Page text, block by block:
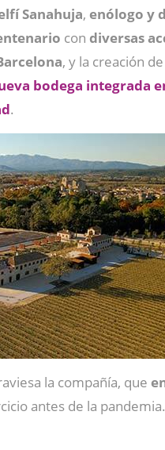
Sanahuja, enólogo y
con diversas
, y la creación
bodega integrada
.
la compañía, que
antes de la